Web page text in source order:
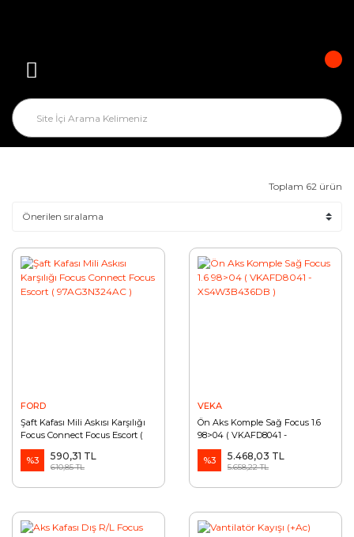
Toplam 62 ürün
FORD
Şaft Kafası Mili Askısı Karşılığı
Focus Connect Focus Escort (
97AG3N324AC )
%3
590,31 TL
610,85 TL
VEKA
Ön Aks Komple Sağ Focus 1.6
98>04 ( VKAFD8041 -
XS4W3B436DB )
%3
5.468,03 TL
5.658,22 TL